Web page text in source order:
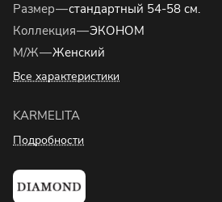
Размер—стандартный 54-58 см.
Коллекция—ЭКОНОМ
М/Ж—Женский
Все характеристики
KARMELITA
Подробности